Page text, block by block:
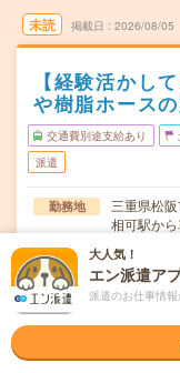
未読 掲載日 2026/08/05
【経験活かし
や樹脂ホース
交通費別途支給あり
派遣
勤務地
三重県松
相可駅か
曜日頻度 月～金
時間 08:00～
長期でお
大人気！
エン派遣ア
派遣のお仕事情